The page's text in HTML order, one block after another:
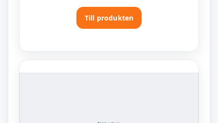
Till produkten